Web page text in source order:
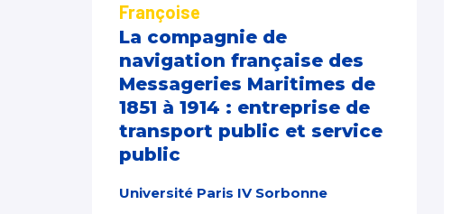
Françoise
La compagnie de
navigation française des
Messageries Maritimes de
1851 à 1914 : entreprise de
transport public et service
public
Université Paris IV Sorbonne